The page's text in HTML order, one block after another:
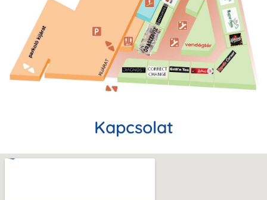
Kapcsolat